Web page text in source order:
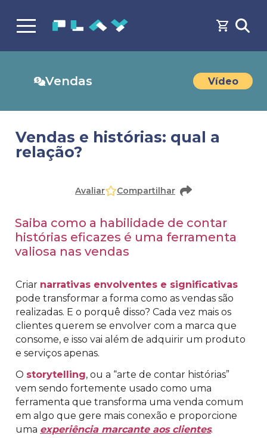
Vendas Vídeo
Vendas e histórias: qual a
relação?
cadastro para acessar o conteúdo
Avaliar Compartilhar
Saiba como a habilidade de contar
histórias eficazes é uma ferramenta
valiosa nas vendas
Criar narrativas envolventes e significativas
pode transformar a forma como as vendas são
realizadas. E o porquê disso? Cada vez mais os
clientes querem se envolver com a marca que
consome, e isso vai além de adquirir um produto
e serviços apenas.
O storytelling, ou a “arte de contar histórias”
vem sendo fortemente usado como uma
ferramenta que transforma uma venda comum
em algo que gere mais conexão e proporcione
uma experiência marcante aos clientes.